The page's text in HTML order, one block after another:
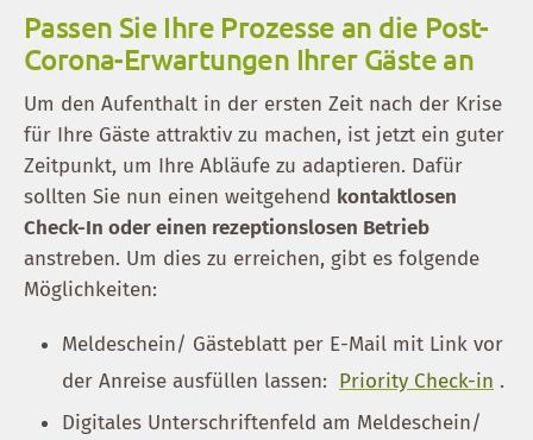
Passen Sie Ihre Prozesse an die Post-
Corona-Erwartungen Ihrer Gäste an
Um den Aufenthalt in der ersten Zeit nach der Krise
für Ihre Gäste attraktiv zu machen, ist jetzt ein guter
Zeitpunkt, um Ihre Abläufe zu adaptieren. Dafür
sollten Sie nun einen weitgehend kontaktlosen
Check-In oder einen rezeptionslosen Betrieb
anstreben. Um dies zu erreichen, gibt es folgende
Möglichkeiten:
Meldeschein/ Gästeblatt per E-Mail mit Link vor
der Anreise ausfüllen lassen: Priority Check-in .
Digitales Unterschriftenfeld am Meldeschein/